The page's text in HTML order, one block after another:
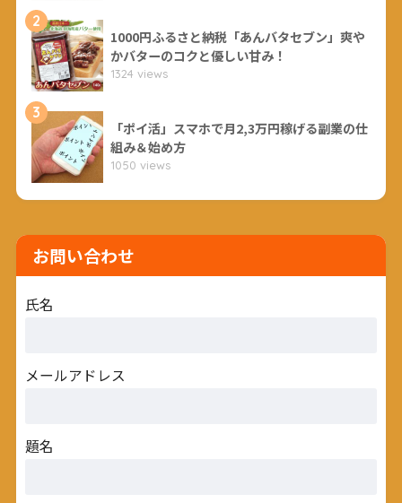
2
1000円ふるさと納税「あんバタセブン」爽や
かバターのコクと優しい甘み！
1324 views
3
「ポイ活」スマホで月2,3万円稼げる副業の仕
組み＆始め方
1050 views
お問い合わせ
氏名
メールアドレス
題名